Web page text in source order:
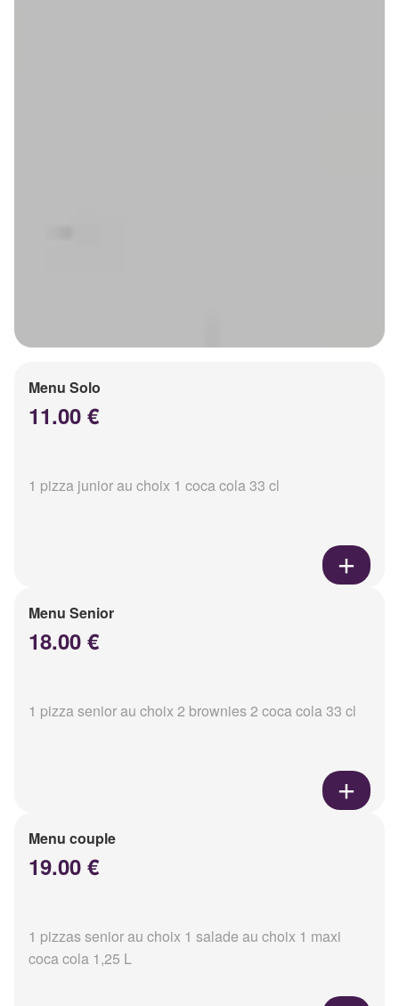
Menu Solo
11.00 €
1 pizza junior au choix 1 coca cola 33 cl
Menu Senior
18.00 €
1 pizza senior au choix 2 brownies 2 coca cola 33 cl
Menu couple
19.00 €
1 pizzas senior au choix 1 salade au choix 1 maxi
coca cola 1,25 L